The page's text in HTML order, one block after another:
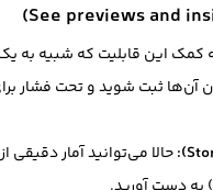
کمک این قابلیت که شبیه به
آن‌ها ثبت شوید و تحت فشار
حالا می‌توانید آمار